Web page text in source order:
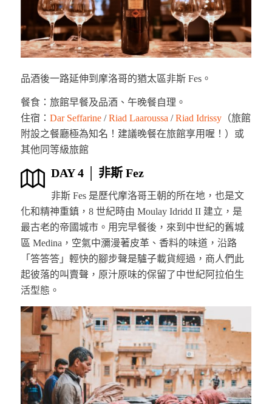
品酒後一路延伸到摩洛哥的猶太區非斯 Fes。
餐食：旅館早餐及品酒、午晚餐自理。
住宿： Dar Seffarine/Riad Laaroussa/Riad Idrissy（旅館
附設之餐廳極為知名！建議晚餐在旅館享用喔！）或
其他同等級旅館
DAY 4 │ 非斯 Fez
非斯 Fes 是歷代摩洛哥王朝的所在地，也是文
化和精神重鎮，8 世紀時由 Moulay Idridd II 建立，是
最古老的帝國城市。用完早餐後，來到中世紀的舊城
區 Medina，空氣中瀰漫著皮革、香料的味道，沿路
「答答答」輕快的腳步聲是驢子載貨經過，商人們此
起彼落的叫賣聲，原汁原味的保留了中世紀阿拉伯生
活型態。